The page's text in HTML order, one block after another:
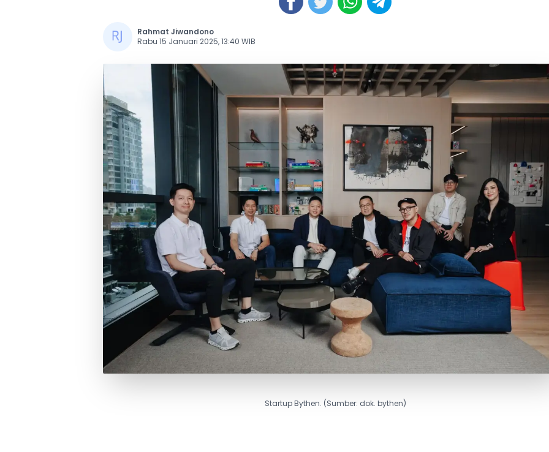
Rahmat Jiwandono
Rabu 15 Januari 2025, 13:40 WIB
Startup Bythen. (Sumber: dok. bythen)